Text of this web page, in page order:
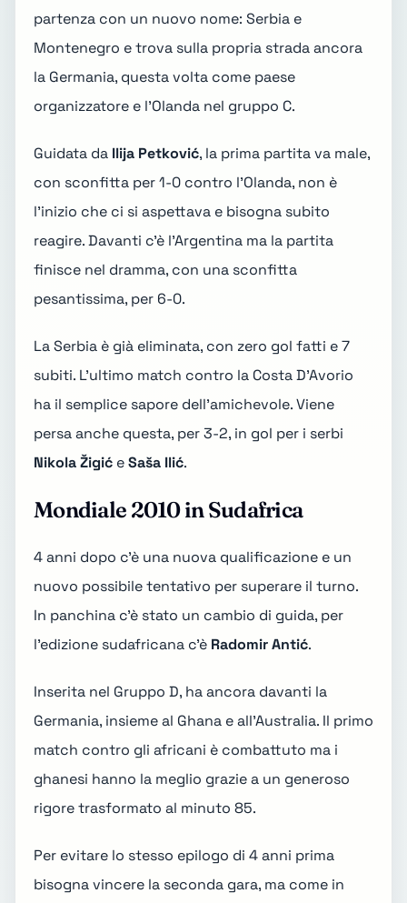
partenza con un nuovo nome: Serbia e
Montenegro e trova sulla propria strada ancora
la Germania, questa volta come paese
organizzatore e l'Olanda nel gruppo C.
Guidata da Ilija Petković, la prima partita va male,
con sconfitta per 1-0 contro l'Olanda, non è
l'inizio che ci si aspettava e bisogna subito
reagire. Davanti c'è l'Argentina ma la partita
finisce nel dramma, con una sconfitta
pesantissima, per 6-0.
La Serbia è già eliminata, con zero gol fatti e 7
subiti. L'ultimo match contro la Costa D'Avorio
ha il semplice sapore dell'amichevole. Viene
persa anche questa, per 3-2, in gol per i serbi
Nikola Žigić eSaša Ilić.
Mondiale 2010 in Sudafrica
4 anni dopo c'è una nuova qualificazione e un
nuovo possibile tentativo per superare il turno.
In panchina c'è stato un cambio di guida, per
l'edizione sudafricana c'è Radomir Antić.
Inserita nel Gruppo D, ha ancora davanti la
Germania, insieme al Ghana e all'Australia. Il primo
match contro gli africani è combattuto ma i
ghanesi hanno la meglio grazie a un generoso
rigore trasformato al minuto 85.
Per evitare lo stesso epilogo di 4 anni prima
bisogna vincere la seconda gara, ma come in